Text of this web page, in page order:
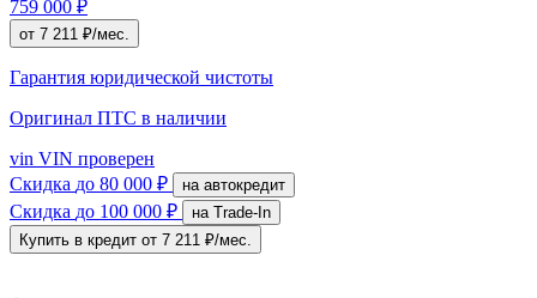
759 000 ₽
от 7 211 ₽/мес.
Гарантия юридической чистоты
Оригинал ПТС в наличии
vin VIN проверен
Скидка до 80 000 ₽ на автокредит
Скидка до 100 000 ₽
на Trade-In
Купить в кредит от 7 211 ₽/мес.